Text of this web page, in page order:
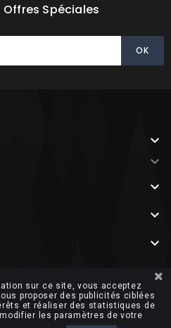
Offres Spéciales





sur ce site, vous acceptez
proposer des publicités ciblées
et réaliser des statistiques de
les paramètres de votre